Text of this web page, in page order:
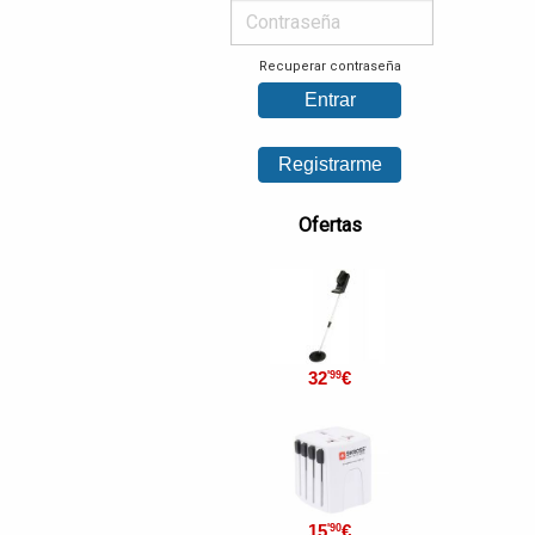
Recuperar contraseña
Ofertas
32'99€
15'90€